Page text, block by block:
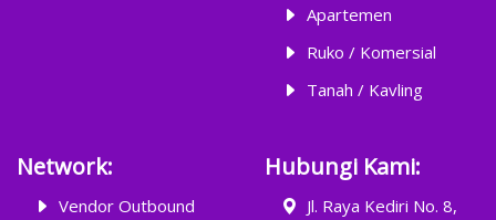
Apartemen
Ruko / Komersial
Tanah / Kavling
Network:
Vendor Outbound
Hubungi Kami:
Jl. Raya Kediri No. 8,